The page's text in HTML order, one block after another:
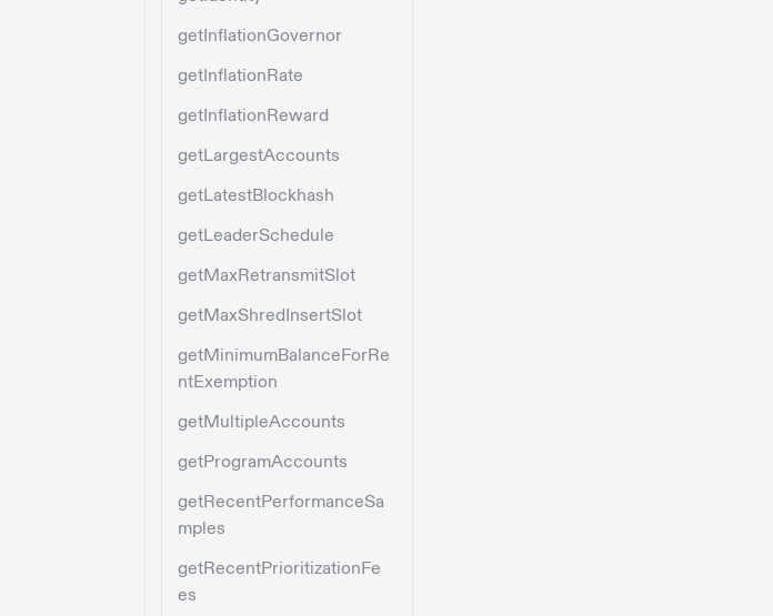
getInflationGovernor
getInflationRate
getInflationReward
getLargestAccounts
getLatestBlockhash
getLeaderSchedule
getMaxRetransmitSlot
getMaxShredInsertSlot
getMinimumBalanceForRe
ntExemption
getMultipleAccounts
getProgramAccounts
getRecentPerformanceSa
mples
getRecentPrioritizationFe
es